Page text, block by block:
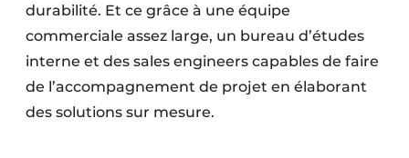
durabilité. Et ce grâce à une équipe
commerciale assez large, un bureau d’études
interne et des sales engineers capables de faire
de l’accompagnement de projet en élaborant
des solutions sur mesure.